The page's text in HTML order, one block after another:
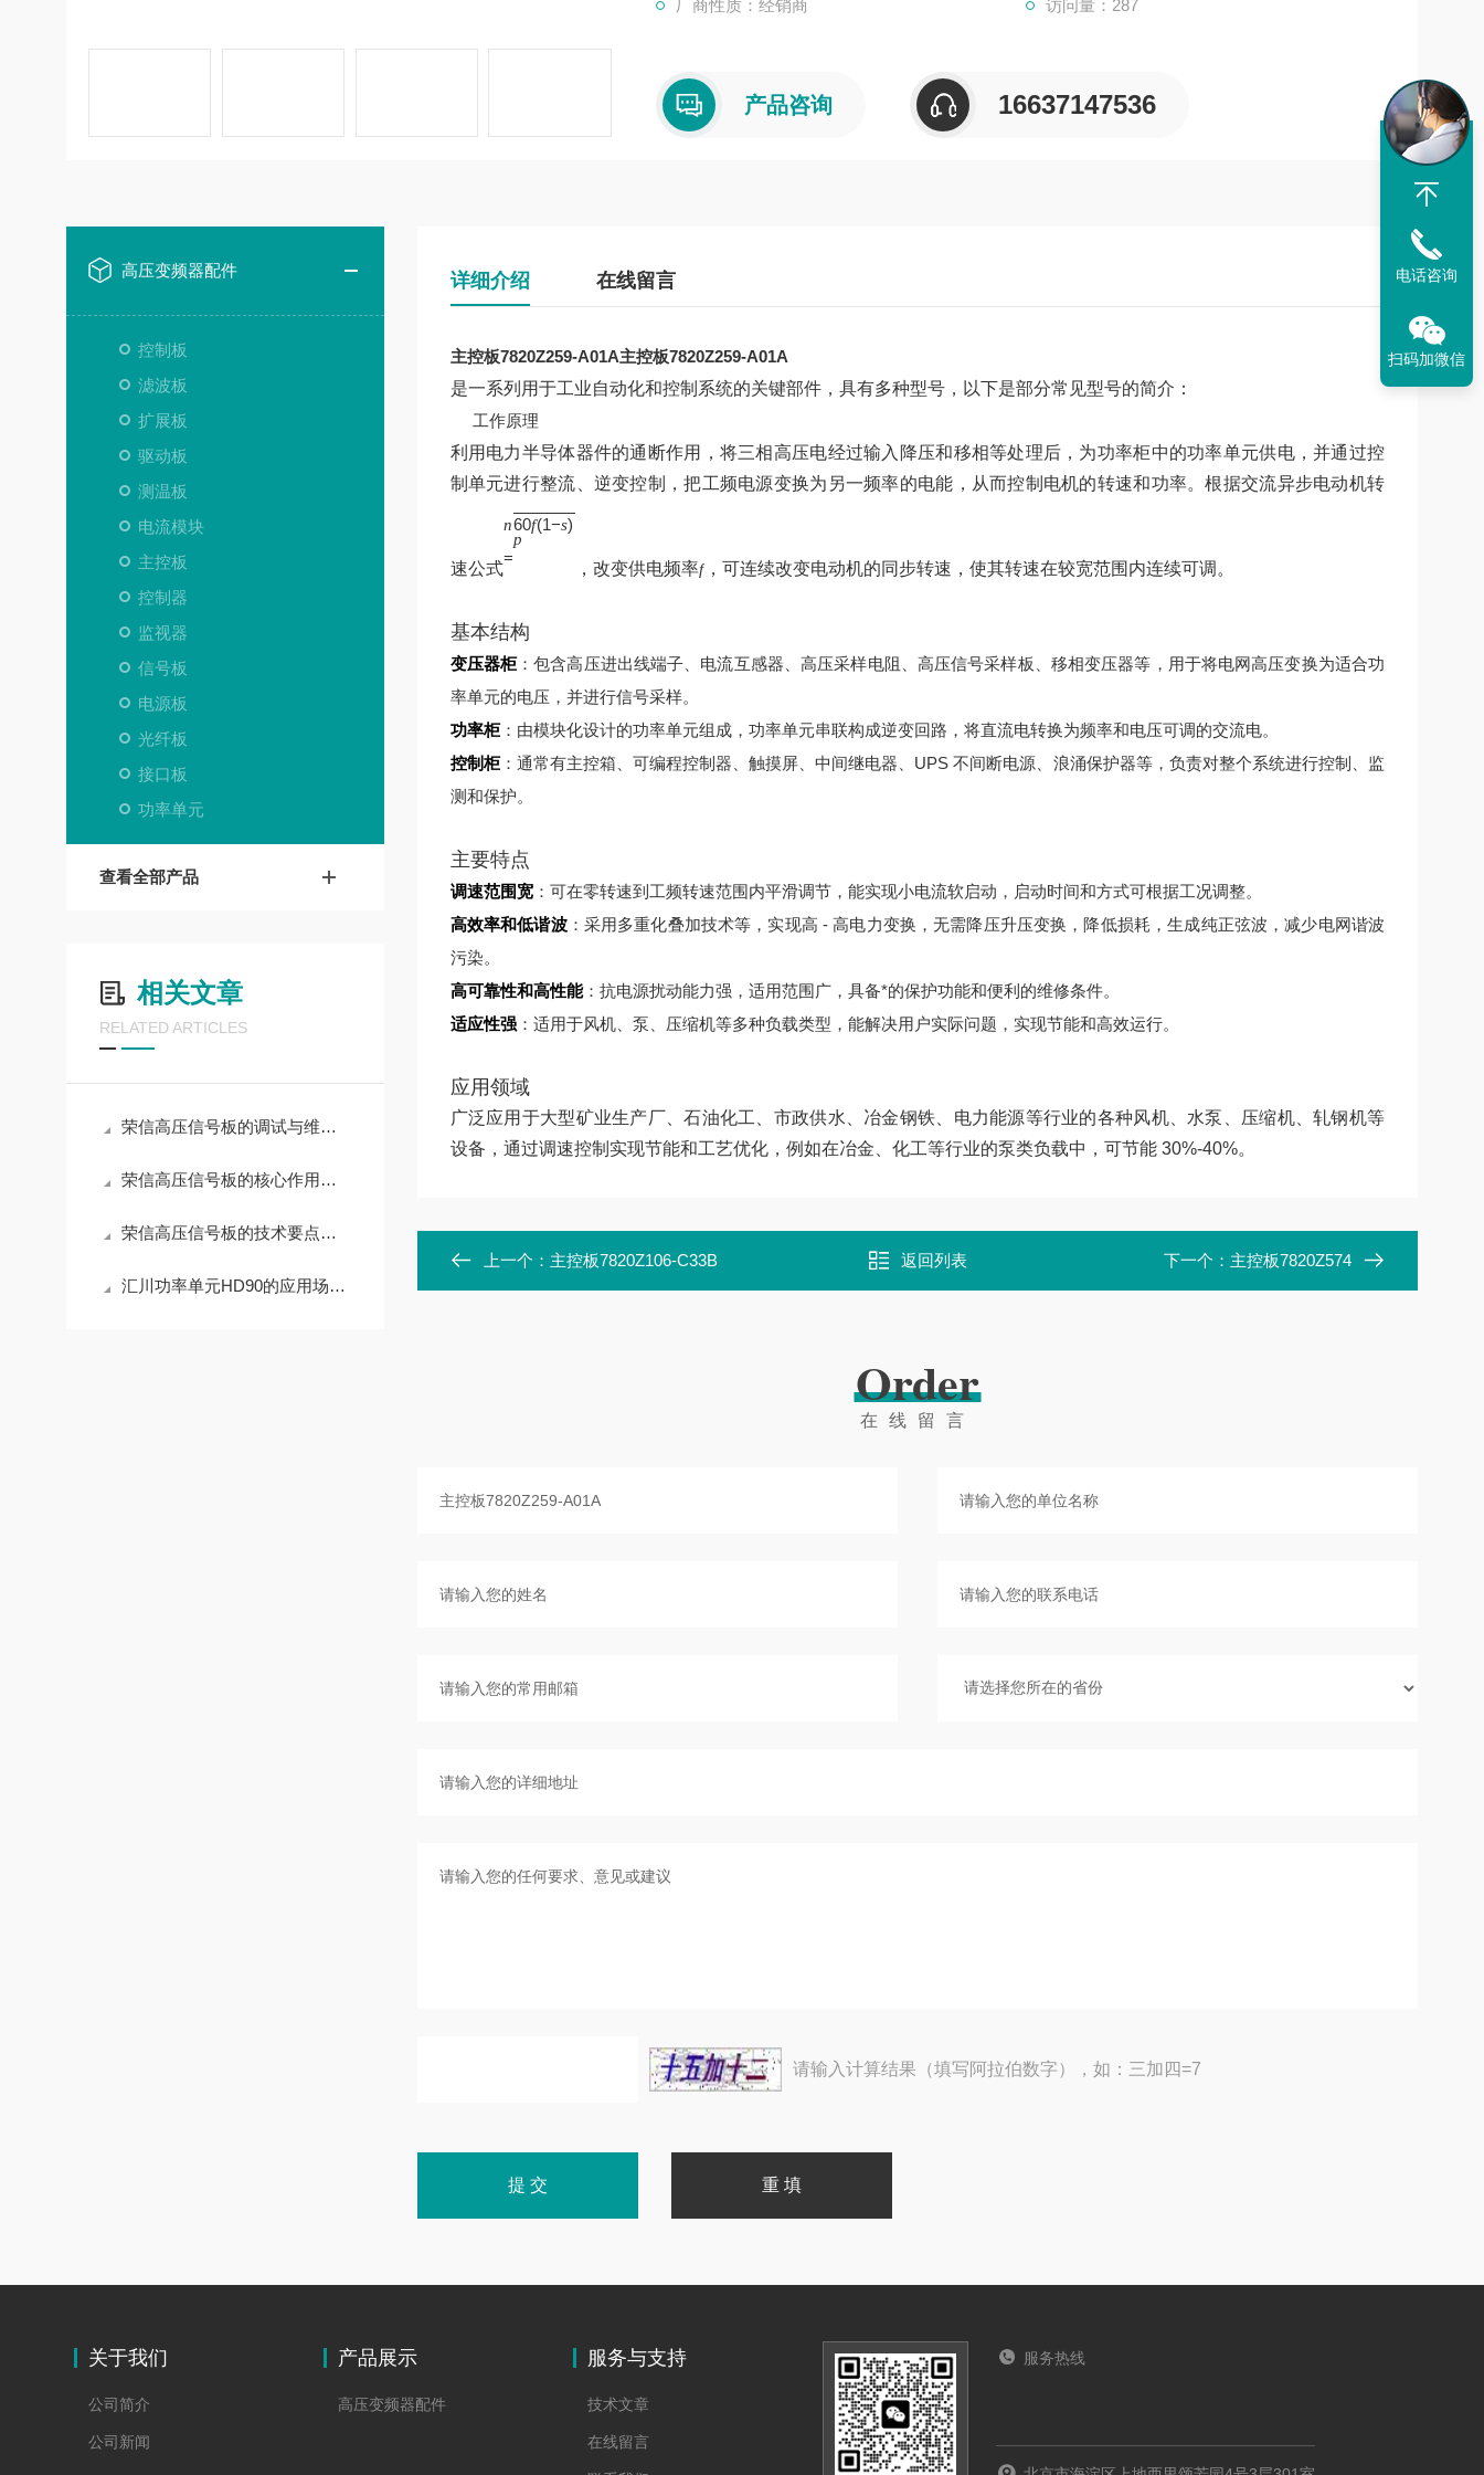
厂商性质：经销商 访问量：287
产品咨询 16637147536
高压变频器配件
控制板
滤波板
扩展板
驱动板
测温板
电流模块
主控板
控制器
监视器
信号板
电源板
光纤板
接口板
功率单元
查看全部产品
相关文章
RELATED ARTICLES
荣信高压信号板的调试与维护操作指南
荣信高压信号板的核心作用解读
荣信高压信号板的技术要点与选型策略
汇川功率单元HD90的应用场景有哪些？
详细介绍 在线留言
主控板7820Z259-A01A主控板7820Z259-A01A
是一系列用于工业自动化和控制系统的关键部件，具有多种型号，以下是部分常见型号的简介：
工作原理
利用电力半导体器件的通断作用，将三相高压电经过输入降压和移相等处理后，为功率柜中的功率单元供电，并通过控
制单元进行整流、逆变控制，把工频电源变换为另一频率的电能，从而控制电机的转速和功率。根据交流异步电动机转
速公式
n
=
p
60f(1−s)
，改变供电频率f ，可连续改变电动机的同步转速，使其转速在较宽范围内连续可调。
基本结构
变压器柜：包含高压进出线端子、电流互感器、高压采样电阻、高压信号采样板、移相变压器等，用于将电网高压变换为适合功
率单元的电压，并进行信号采样。
功率柜：由模块化设计的功率单元组成，功率单元串联构成逆变回路，将直流电转换为频率和电压可调的交流电。
控制柜：通常有主控箱、可编程控制器、触摸屏、中间继电器、UPS 不间断电源、浪涌保护器等，负责对整个系统进行控制、监
测和保护。
主要特点
调速范围宽：可在零转速到工频转速范围内平滑调节，能实现小电流软启动，启动时间和方式可根据工况调整。
高效率和低谐波：采用多重化叠加技术等，实现高 - 高电力变换，无需降压升压变换，降低损耗，生成纯正弦波，减少电网谐波
污染。
高可靠性和高性能：抗电源扰动能力强，适用范围广，具备*的保护功能和便利的维修条件。
适应性强：适用于风机、泵、压缩机等多种负载类型，能解决用户实际问题，实现节能和高效运行。
应用领域
广泛应用于大型矿业生产厂、石油化工、市政供水、冶金钢铁、电力能源等行业的各种风机、水泵、压缩机、轧钢机等
设备，通过调速控制实现节能和工艺优化，例如在冶金、化工等行业的泵类负载中，可节能 30%-40%。
上一个： 主控板7820Z106-C33B 返回列表 下一个： 主控板7820Z574
Order
在线留言
请输入计算结果（填写阿拉伯数字），如：三加四=7
关于我们
公司简介
公司新闻
产品展示
高压变频器配件
服务与支持
技术文章
在线留言
服务热线
电话咨询
扫码加微信